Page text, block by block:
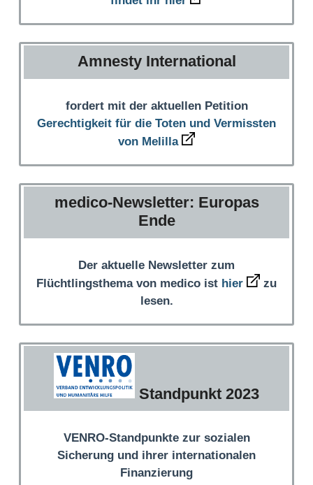
Amnesty International
fordert mit der aktuellen Petition
Gerechtigkeit für die Toten und Vermissten
von Melilla
medico-Newsletter: Europas
Ende
Der aktuelle Newsletter zum
Flüchtlingsthema von medico ist hier
zu
lesen.
Standpunkt 2023
VENRO-Standpunkte zur sozialen
Sicherung und ihrer internationalen
Finanzierung